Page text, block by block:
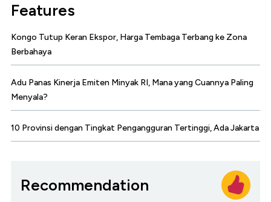
Features
Kongo Tutup Keran Ekspor, Harga Tembaga Terbang ke Zona
Berbahaya
Adu Panas Kinerja Emiten Minyak RI, Mana yang Cuannya Paling
Menyala?
10 Provinsi dengan Tingkat Pengangguran Tertinggi, Ada Jakarta
Recommendation